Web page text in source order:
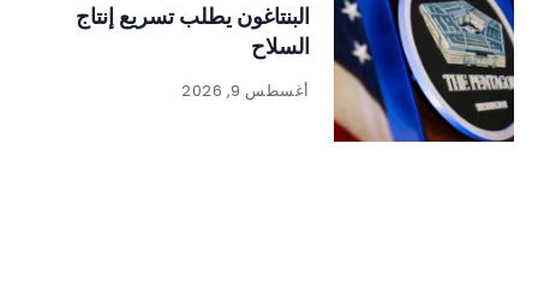
البنتاغون يطلب تسريع إنتاج
السلاح
أغسطس 9, 2026